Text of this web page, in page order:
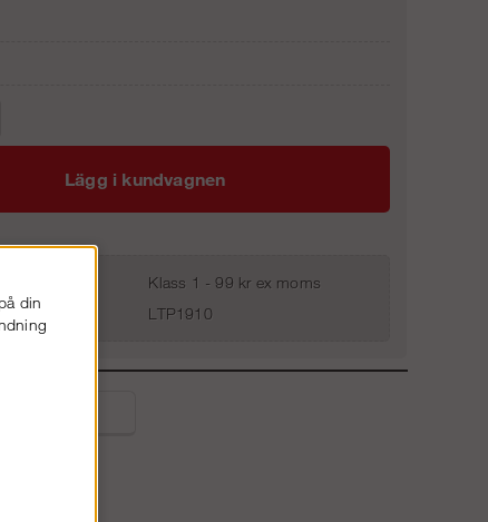
Lägg i kundvagnen
Klass 1 - 99 kr ex moms
LTP1910
din